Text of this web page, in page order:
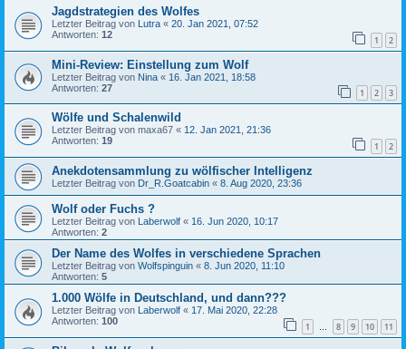
Jagdstrategien des Wolfes
Letzter Beitrag von Lutra « 20. Jan 2021, 07:52
Antworten: 12 1 2
Mini-Review: Einstellung zum Wolf
Letzter Beitrag von Nina « 16. Jan 2021, 18:58
Antworten: 27 1 2 3
Wölfe und Schalenwild
Letzter Beitrag von maxa67 « 12. Jan 2021, 21:36
Antworten: 19 1 2
Anekdotensammlung zu wölfischer Intelligenz
Letzter Beitrag von Dr_R.Goatcabin « 8. Aug 2020, 23:36
Wolf oder Fuchs ?
Letzter Beitrag von Laberwolf « 16. Jun 2020, 10:17
Antworten: 2
Der Name des Wolfes in verschiedene Sprachen
Letzter Beitrag von Wolfspinguin « 8. Jun 2020, 11:10
Antworten: 5
1.000 Wölfe in Deutschland, und dann???
Letzter Beitrag von Laberwolf « 17. Mai 2020, 22:28
Antworten: 100 1 … 8 9 10 11